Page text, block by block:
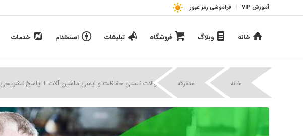
آموزش VIP فراموشی رمز عبور
خانه وبلاگ فروشگاه تبلیغات استخدام خدمات
خانه متفرقه |سوالات تستی حفاظت و ایمنی ماشین آلات + پاسخ تشریحی